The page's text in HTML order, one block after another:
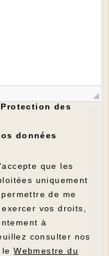
des
données
que les
uniquement
de me
vos droits,
à
consulter nos
leWebmestre du